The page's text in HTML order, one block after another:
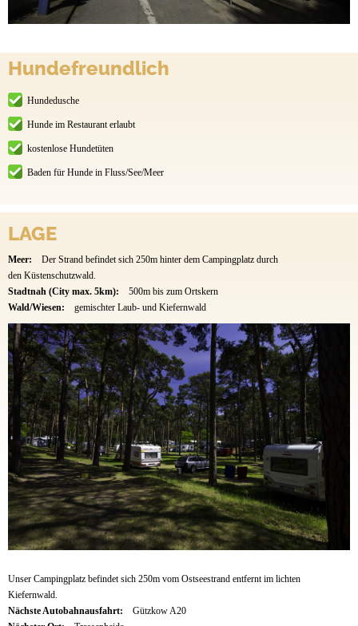
Hundefreundlich
Hundedusche
Hunde im Restaurant erlaubt
kostenlose Hundetüten
Baden für Hunde in Fluss/See/Meer
LAGE
Meer:
Der Strand befindet sich 250m hinter dem Campingplatz durch
den Küstenschutzwald.
Stadtnah (City max. 5km):
500m bis zum Ortskern
Wald/Wiesen:
gemischter Laub- und Kiefernwald
Unser Campingplatz befindet sich 250m vom Ostseestrand entfernt im lichten
Kiefernwald.
Nächste Autobahnausfahrt:
Gützkow A20